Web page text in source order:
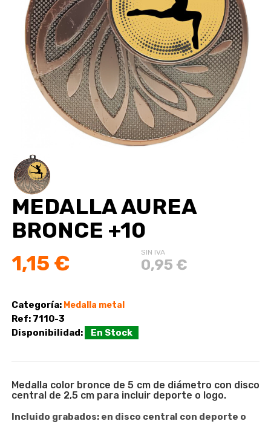
MEDALLA AUREA
BRONCE +10
1,15 € SIN IVA
0,95 €
Categoría: Medalla metal
Ref: 7110-3
Disponibilidad:
En Stock
Medalla color bronce de 5 cm de diámetro con disco
central de 2,5 cm para incluir deporte o logo.
Incluido grabados: en disco central con deporte o